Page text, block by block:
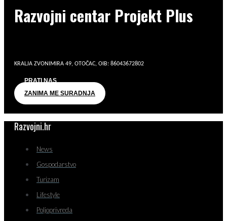
Razvojni centar Projekt Plus
KRALJA ZVONIMIRA 49, OTOČAC, OIB: 86043672802
PRATI NAS
ZANIMA ME SURADNJA
Razvojni.hr
News
Gospodarstvo
Turizam
Lifestyle
Poljoprivreda